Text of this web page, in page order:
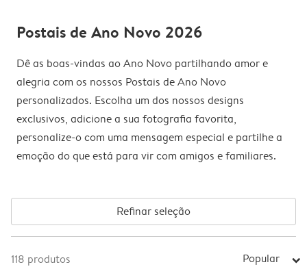
Postais de Ano Novo 2026
Dê as boas-vindas ao Ano Novo partilhando amor e
alegria com os nossos Postais de Ano Novo
personalizados. Escolha um dos nossos designs
exclusivos, adicione a sua fotografia favorita,
personalize-o com uma mensagem especial e partilhe a
emoção do que está para vir com amigos e familiares.
Refinar seleção
118 produtos Popular arrow_right